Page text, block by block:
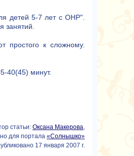
детей 5-7 лет с ОНР".
занятий.
простого к сложному.
40(45) минут.
статьи: Оксана Макерова,
для портала «Солнышко»
17 января 2007 г.